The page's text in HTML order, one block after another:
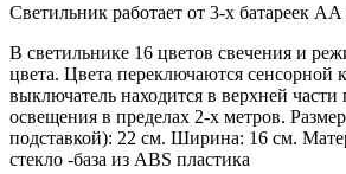
Светильник работает от 3-х батареек
В светильнике 16 цветов свечения и
цвета. Цвета переключаются сенсорной
выключатель находится в верхней части
освещения в пределах 2-х метров.
подставкой): 22 см. Ширина: 16 см.
стекло -база из ABS пластика